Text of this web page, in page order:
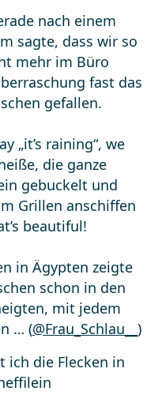
nach einem
sagte, dass wir so
mehr im Büro
fast das
gefallen.
„it’s raining“, we
die ganze
gebuckelt und
Grillen anschiffen
beautiful!
in Ägypten zeigte
schon in den
mit jedem
… (@Frau_Schlau__ )